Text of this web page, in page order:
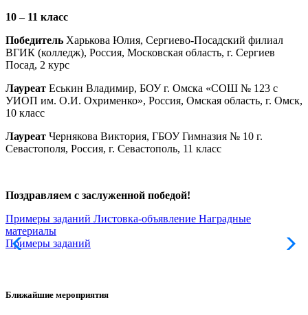
10 – 11 класс
Победитель Харькова Юлия, Сергиево-Посадский филиал
ВГИК (колледж), Россия, Московская область, г. Сергиев
Посад, 2 курс
Лауреат Еськин Владимир, БОУ г. Омска «СОШ № 123 с
УИОП им. О.И. Охрименко», Россия, Омская область, г. Омск,
10 класс
Лауреат Чернякова Виктория, ГБОУ Гимназия № 10 г.
Севастополя, Россия, г. Севастополь, 11 класс
Поздравляем с заслуженной победой!
Примеры заданий Листовка-объявление Наградные
материалы
Примеры заданий
Ближайшие мероприятия